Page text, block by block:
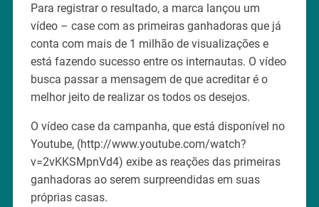
Para registrar o resultado, a marca lançou um
vídeo – case com as primeiras ganhadoras que já
conta com mais de 1 milhão de visualizações e
está fazendo sucesso entre os internautas. O vídeo
busca passar a mensagem de que acreditar é o
melhor jeito de realizar os todos os desejos.
O vídeo case da campanha, que está disponível no
Youtube, (http://www.youtube.com/watch?
v=2vKKSMpnVd4) exibe as reações das primeiras
ganhadoras ao serem surpreendidas em suas
próprias casas.